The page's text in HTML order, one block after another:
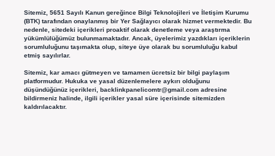
Sitemiz, 5651 Sayılı Kanun gereğince Bilgi Teknolojileri ve İletişim Kurumu
(BTK) tarafından onaylanmış bir Yer Sağlayıcı olarak hizmet vermektedir. Bu
nedenle, sitedeki içerikleri proaktif olarak denetleme veya araştırma
yükümlülüğümüz bulunmamaktadır. Ancak, üyelerimiz yazdıkları içeriklerin
sorumluluğunu taşımakta olup, siteye üye olarak bu sorumluluğu kabul
etmiş sayılırlar.
Sitemiz, kar amacı gütmeyen ve tamamen ücretsiz bir bilgi paylaşım
platformudur. Hukuka ve yasal düzenlemelere aykırı olduğunu
düşündüğünüz içerikleri, backlinkpanelicomtr@gmail.comadresine
bildirmeniz halinde, ilgili içerikler yasal süre içerisinde sitemizden
kaldırılacaktır.